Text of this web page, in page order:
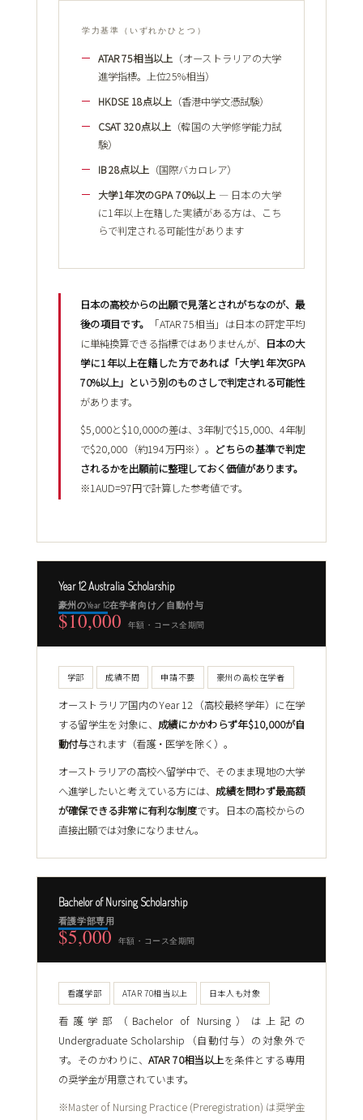
学力基準（いずれかひとつ）
ATAR 75相当以上 （オーストラリアの大学
進学指標。上位25%相当）
HKDSE 18点以上（香港中学文憑試験）
CSAT 320点以上（韓国の大学修学能力試
験）
IB 28点以上（国際バカロレア）
大学1年次のGPA 70%以上 ― 日本の大学
に1年以上在籍した実績がある方は、こち
らで判定される可能性があります
日本の高校からの出願で見落とされがちなのが、最
後の項目です。
「ATAR 75相当」は日本の評定平均
に単純換算できる指標ではありませんが、
日本の大
学に1年以上在籍した方であれば「大学1年次GPA
70%以上」という別のものさしで判定される可能性
があります。
$5,000と$10,000の差は、3年制で$15,000、4年制
で$20,000（約194万円※）。 どちらの基準で判定
されるかを出願前に整理しておく価値があります。
※1AUD=97円で計算した参考値です。
Year 12 Australia Scholarship
豪州のYear 12在学者向け／自動付与
$10,000 年額・コース全期間
学部 成績不問 申請不要 豪州の高校在学者
オーストラリア国内のYear 12（高校最終学年）に在学
する留学生を対象に、 成績にかかわらず年$10,000が自
動付与されます（看護・医学を除く）。
オーストラリアの高校へ留学中で、そのまま現地の大学
へ進学したいと考えている方には、 成績を問わず最高額
が確保できる非常に有利な制度です。日本の高校からの
直接出願では対象になりません。
Bachelor of Nursing Scholarship
看護学部専用
$5,000 年額・コース全期間
看護学部 ATAR 70相当以上 日本人も対象
看護学部（Bachelor of Nursing）は上記の
Undergraduate Scholarship（自動付与）の対象外で
す。そのかわりに、ATAR 70相当以上を条件とする専用
の奨学金が用意されています。
※Master of Nursing Practice (Preregistration) は奨学金